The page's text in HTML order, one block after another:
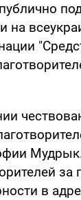
публично
на
в